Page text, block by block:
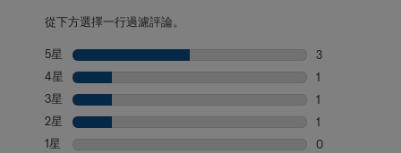
從下方選擇一行過濾評論。
5星 星級
3
3 個評論帶有 5
4星 星級
1
1 個評論帶有 4
3星 星級
1
1 個評論帶有 3
2星 星級
1
1 個評論帶有 2
1星 星級
0